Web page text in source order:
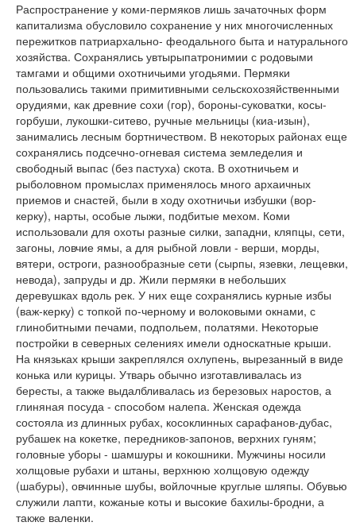
Распространение у коми-пермяков лишь зачаточных форм
капитализма обусловило сохранение у них многочисленных
пережитков патриархально- феодального быта и натурального
хозяйства. Сохранялись увтырыпатронимии с родовыми
тамгами и общими охотничьими угодьями. Пермяки
пользовались такими примитивными сельскохозяйственными
орудиями, как древние сохи (гор), бороны-суковатки, косы-
горбуши, лукошки-ситево, ручные мельницы (киа-изын),
занимались лесным бортничеством. В некоторых районах еще
сохранялись подсечно-огневая система земледелия и
свободный выпас (без пастуха) скота. В охотничьем и
рыболовном промыслах применялось много архаичных
приемов и снастей, были в ходу охотничьи избушки (вор-
керку), нарты, особые лыжи, подбитые мехом. Коми
использовали для охоты разные силки, западни, кляпцы, сети,
загоны, ловчие ямы, а для рыбной ловли - верши, морды,
вятери, остроги, разнообразные сети (сырпы, язевки, лещевки,
невода), запруды и др. Жили пермяки в небольших
деревушках вдоль рек. У них еще сохранялись курные избы
(важ-керку) с топкой по-черному и волоковыми окнами, с
глинобитными печами, подпольем, полатями. Некоторые
постройки в северных селениях имели односкатные крыши.
На князьках крыши закреплялся охлупень, вырезанный в виде
конька или курицы. Утварь обычно изготавливалась из
бересты, а также выдалбливалась из березовых наростов, а
глиняная посуда - способом налепа. Женская одежда
состояла из длинных рубах, косоклинных сарафанов-дубас,
рубашек на кокетке, передников-запонов, верхних гуням;
головные уборы - шамшуры и кокошники. Мужчины носили
холщовые рубахи и штаны, верхнюю холщовую одежду
(шабуры), овчинные шубы, войлочные круглые шляпы. Обувью
служили лапти, кожаные коты и высокие бахилы-бродни, а
также валенки.